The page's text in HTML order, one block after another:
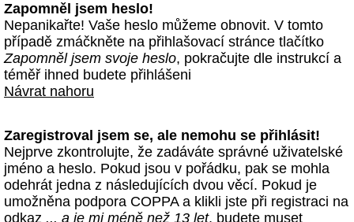
Zapomněl jsem heslo!
Nepanikařte! Vaše heslo můžeme obnovit. V tomto
případě zmáčkněte na přihlašovací stránce tlačítko
Zapomněl jsem svoje heslo, pokračujte dle instrukcí a
téměř ihned budete přihlášeni
Návrat nahoru
Zaregistroval jsem se, ale nemohu se přihlásit!
Nejprve zkontrolujte, že zadáváte správné uživatelské
jméno a heslo. Pokud jsou v pořádku, pak se mohla
odehrát jedna z následujících dvou věcí. Pokud je
umožněna podpora COPPA a klikli jste při registraci na
odkaz ... a je mi méně než 13 let, budete muset